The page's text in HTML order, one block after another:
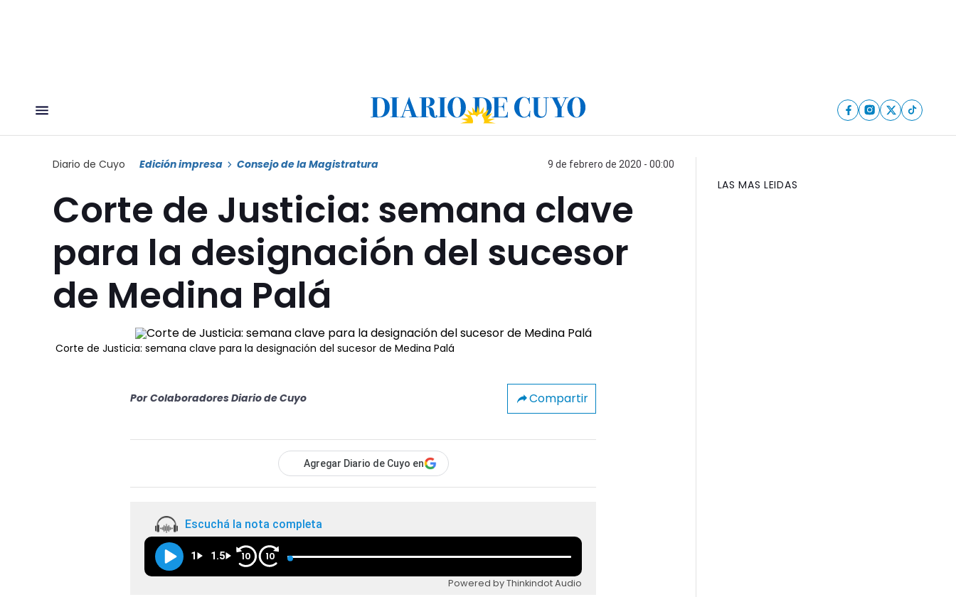
Diario de Cuyo Edición impresa Consejo de la Magistratura 9 de febrero de 2020 - 00:00
Corte de Justicia: semana clave
para la designación del sucesor
de Medina Palá
Corte de Justicia: semana clave para la designación del sucesor de Medina Palá
Por Colaboradores Diario de Cuyo Compartir
Agregar Diario de Cuyo en
Escuchá la nota completa
1 1.5 10 10
Powered by Thinkindot Audio
LAS MAS LEIDAS